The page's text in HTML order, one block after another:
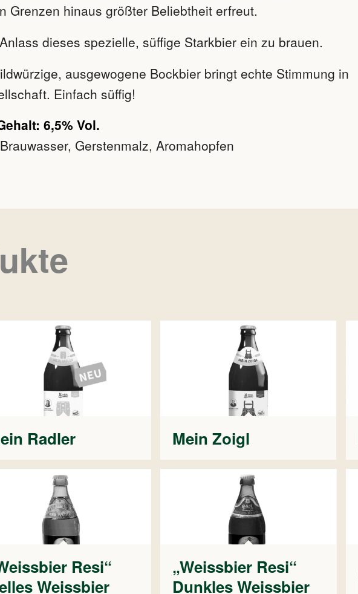
Grenzen hinaus größter Beliebtheit erfreut.
dieses spezielle, süffige Starkbier ein zu brauen.
ausgewogene Bockbier bringt echte Stimmung in
Einfach süffig!
6,5% Vol.
Brauwasser, Gerstenmalz, Aromahopfen
Radler Mein Zoigl
Resi“
Weissbier
„Weissbier Resi“
Dunkles Weissbier